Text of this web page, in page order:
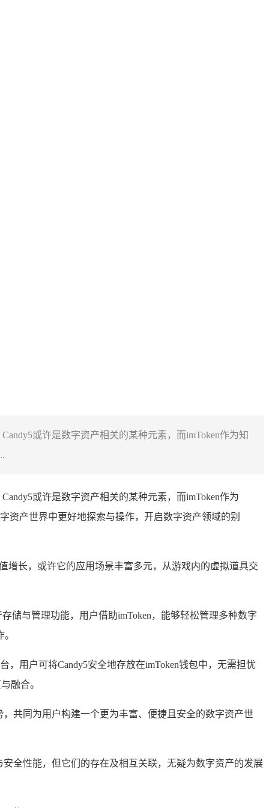
或许是数字资产相关的某种元素，而imToken作为知
或许是数字资产相关的某种元素，而imToken作为
资产世界中更好地探索与操作，开启数字资产领域的别
增长，或许它的应用场景丰富多元，从游戏内的虚拟道具交
储与管理功能，用户借助imToken，能够轻松管理多种数字
，用户可将Candy5安全地存放在imToken钱包中，无需担忧
融合。
共同为用户构建一个更为丰富、便捷且安全的数字资产世
全性能，但它们的存在及相互关联，无疑为数字资产的发展